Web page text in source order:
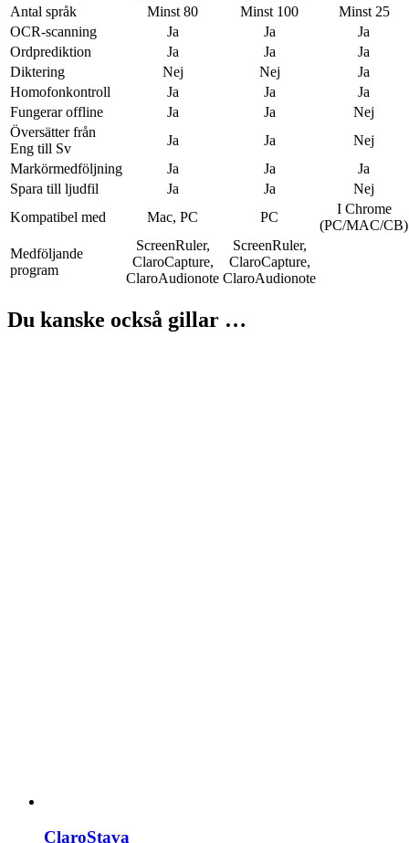
Antal språk
Minst 80 Minst 100
Minst 25
OCR-scanning
Ja Ja
Ja
Ordprediktion
Ja Ja
Ja
Diktering
Nej Nej
Ja
Homofonkontroll
Ja Ja
Ja
Fungerar offline
Ja Ja
Nej
Översätter från
Eng till Sv
Ja Ja
Nej
Markörmedföljning
Ja Ja
Ja
Spara till ljudfil
Ja Ja
Nej
Kompatibel med
Mac, PC PC
I Chrome
(PC/MAC/CB)
Medföljande
program
ScreenRuler,
ClaroCapture,
ClaroAudionote
ScreenRuler,
ClaroCapture,
ClaroAudionote
Du kanske också gillar …
ClaroStava